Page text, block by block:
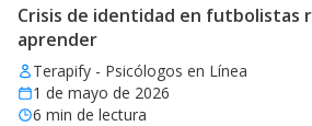
Crisis de identidad en futbolistas
aprender
Terapify - Psicólogos en Línea
1 de mayo de 2026
6 min de lectura